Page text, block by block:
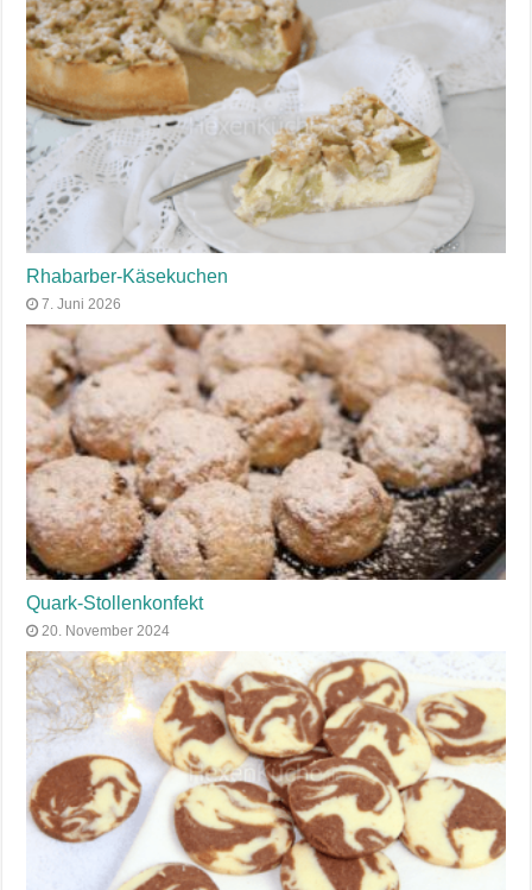
Rhabarber-Käsekuchen
7. Juni 2026
Quark-Stollenkonfekt
20. November 2024